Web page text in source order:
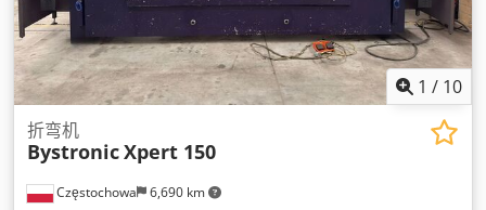
1 / 10
Częstochowa 6,690 km
折弯机
BystronicXpert 150